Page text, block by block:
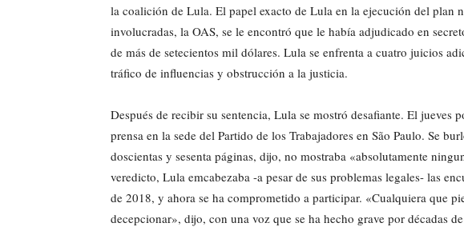
la coalición de Lula. El papel exacto de Lula en la ejecución del plan
involucradas, la OAS, se le encontró que le había adjudicado en
de más de setecientos mil dólares. Lula se enfrenta a cuatro juicios
tráfico de influencias y obstrucción a la justicia.
Después de recibir su sentencia, Lula se mostró desafiante. El jueves
prensa en la sede del Partido de los Trabajadores en São Paulo. Se
doscientas y sesenta páginas, dijo, no mostraba «absolutamente
veredicto, Lula emcabezaba -a pesar de sus problemas legales- las
de 2018, y ahora se ha comprometido a participar. «Cualquiera que
decepcionar», dijo, con una voz que se ha hecho grave por décadas